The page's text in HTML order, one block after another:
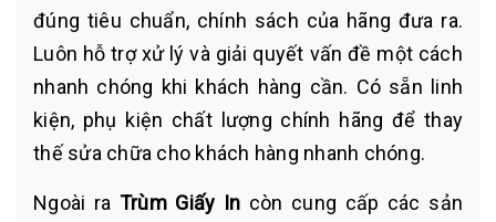
đúng tiêu chuẩn, chính sách của hãng đưa ra.
Luôn hỗ trợ xử lý và giải quyết vấn đề một cách
nhanh chóng khi khách hàng cần. Có sẵn linh
kiện, phụ kiện chất lượng chính hãng để thay
thế sửa chữa cho khách hàng nhanh chóng.
Ngoài ra Trùm Giấy In còn cung cấp các sản